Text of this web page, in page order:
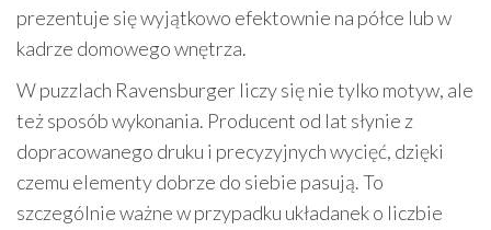
prezentuje się wyjątkowo efektownie na półce lub w
kadrze domowego wnętrza.
W puzzlach Ravensburger liczy się nie tylko motyw, ale
też sposób wykonania. Producent od lat słynie z
dopracowanego druku i precyzyjnych wycięć, dzięki
czemu elementy dobrze do siebie pasują. To
szczególnie ważne w przypadku układanek o liczbie